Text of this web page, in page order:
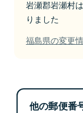
岩瀬郡岩瀬村
りました
福島県の変更
他の郵便番